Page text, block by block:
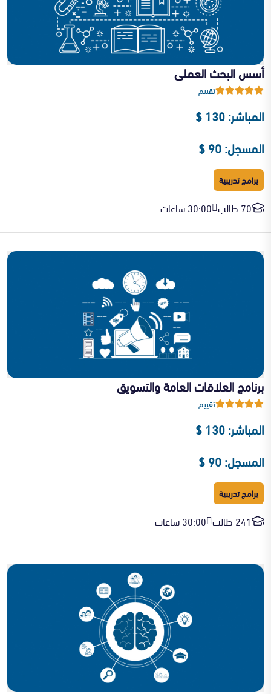
أسس البحث العملى
تقييم
المباشر: 130 $
المسجل: 90 $
برامج تدريبية
70 طالب 30:00 ساعات
برنامج العلاقات العامة والتسويق
تقييم
المباشر: 130 $
المسجل: 90 $
برامج تدريبية
241 طالب 30:00 ساعات